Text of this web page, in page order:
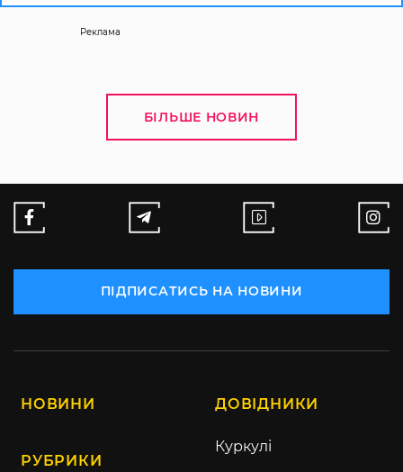
Реклама
БІЛЬШЕ НОВИН
ПІДПИСАТИСЬ НА НОВИНИ
НОВИНИ
РУБРИКИ
ДОВІДНИКИ
Куркулі